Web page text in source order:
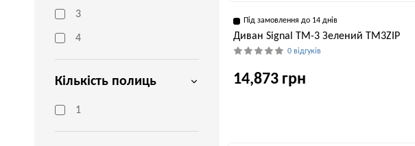
3
4
Кількість полиць
1
Під замовлення до 14 днів
Диван Signal TM-3 Зелений TM3ZIP
0 відгуків
14,873 грн